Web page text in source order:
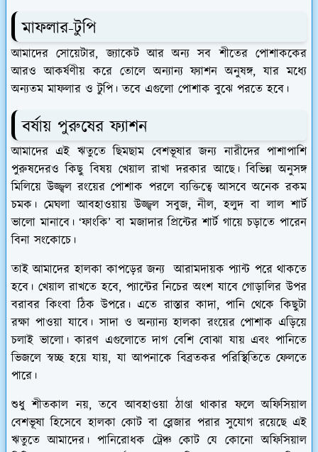
মাফলার-টুপি
আমাদের সোয়েটার, জ্যাকেট আর অন্য সব শীতের পোশাককের
আরও আকর্ষণীয় করে তোলে অন্যান্য ফ্যাশন অনুষঙ্গ, যার মধ্যে
অন্যতম মাফলার ও টুপি। তবে এগুলো পোশাক বুঝে পরতে হবে।
বর্ষায় পুরুষের ফ্যাশন
আমাদের এই ঋতুতে ছিমছাম বেশভূষার জন্য নারীদের পাশাপাশি
পুরুষদেরও কিছু বিষয় খেয়াল রাখা দরকার আছে। বিভিন্ন অনুসঙ্গ
মিলিয়ে উজ্জ্বল রংয়ের পোশাক পরলে ব্যক্তিত্বে আসবে অনেক রকম
চমক। মেঘলা আবহাওয়ায় উজ্জ্বল সবুজ, নীল, হলুদ বা লাল শার্ট
ভালো মানাবে। ‘ফাংকি’ বা মজাদার প্রিন্টের শার্ট গায়ে চড়াতে পারেন
বিনা সংকোচে।
তাই আমাদের হালকা কাপড়ের জন্য আরামদায়ক প্যান্ট পরে থাকতে
হবে। খেয়াল রাখতে হবে, প্যান্টের নিচের অংশ যাবে গোড়ালির উপর
বরাবর কিংবা ঠিক উপরে। এতে রাস্তার কাদা, পানি থেকে কিছুটা
রক্ষা পাওয়া যাবে। সাদা ও অন্যান্য হালকা রংয়ের পোশাক এড়িয়ে
চলাই ভালো। কারণ এগুলোতে দাগ বেশি বোঝা যায় এবং পানিতে
ভিজলে স্বচ্ছ হয়ে যায়, যা আপনাকে বিব্রতকর পরিস্থিতিতে ফেলতে
পারে।
শুধু শীতকাল নয়, তবে আবহাওয়া ঠাণ্ডা থাকার ফলে অফিসিয়াল
বেশভূষা হিসেবে হালকা কোট বা ব্লেজার পরার সুযোগ রয়েছে এই
ঋতুতে আমাদের। পানিরোধক ট্রেঞ্চ কোট যে কোনো অফিসিয়াল